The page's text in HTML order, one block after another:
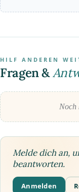
HILF ANDEREN
Fragen &
Noch
Melde dich an,
beantworten.
Anmelden